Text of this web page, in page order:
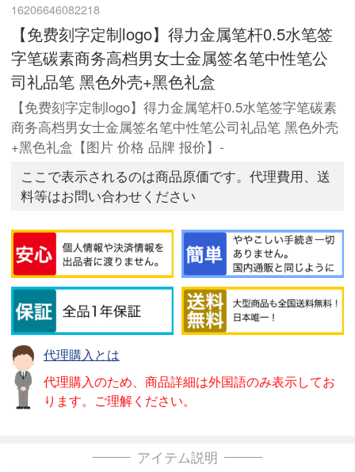
16206646082218
【免费刻字定制logo】得力金属笔杆0.5水笔签
字笔碳素商务高档男女士金属签名笔中性笔公
司礼品笔 黑色外壳+黑色礼盒
【免费刻字定制logo】得力金属笔杆0.5水笔签字笔碳素
商务高档男女士金属签名笔中性笔公司礼品笔 黑色外壳
+黑色礼盒【图片 价格 品牌 报价】-
ここで表示されるのは商品原価です。代理費用、送
料等はお問い合わせください
代理購入とは
代理購入のため、商品詳細は外国語のみ表示してお
ります。ご理解ください。
アイテム説明